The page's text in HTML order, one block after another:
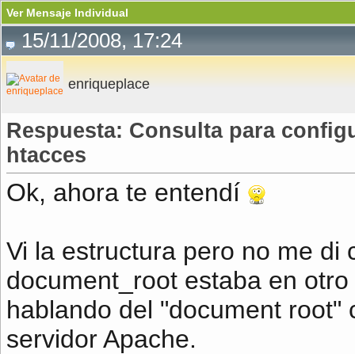
Ver Mensaje Individual
15/11/2008, 17:24
enriqueplace
Respuesta: Consulta para
htacces
Ok, ahora te entendí
Vi la estructura pero no me di
document_root estaba en
hablando del "document
servidor Apache.